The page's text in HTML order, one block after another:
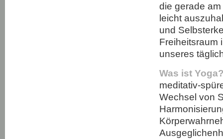
die gerade
leicht
und
Freiheitsraum
unseres
Was ist
meditativ-
Wechsel von